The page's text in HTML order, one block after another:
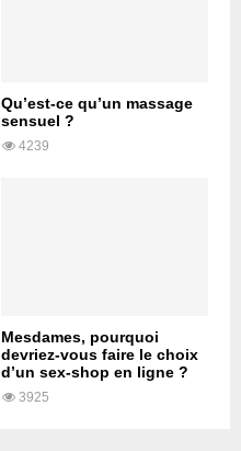
Qu’est-ce qu’un massage
sensuel ?
4239
Mesdames, pourquoi
devriez-vous faire le choix
d’un sex-shop en ligne ?
3925